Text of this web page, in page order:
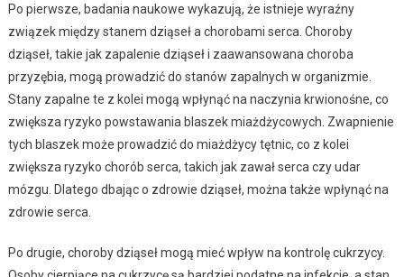
Po pierwsze, badania naukowe wykazują, że istnieje wyraźny
związek między stanem dziąseł a chorobami serca. Choroby
dziąseł, takie jak zapalenie dziąseł i zaawansowana choroba
przyzębia, mogą prowadzić do stanów zapalnych w organizmie.
Stany zapalne te z kolei mogą wpłynąć na naczynia krwionośne, co
zwiększa ryzyko powstawania blaszek miażdżycowych. Zwapnienie
tych blaszek może prowadzić do miażdżycy tętnic, co z kolei
zwiększa ryzyko chorób serca, takich jak zawał serca czy udar
mózgu. Dlatego dbając o zdrowie dziąseł, można także wpłynąć na
zdrowie serca.
Po drugie, choroby dziąseł mogą mieć wpływ na kontrolę cukrzycy.